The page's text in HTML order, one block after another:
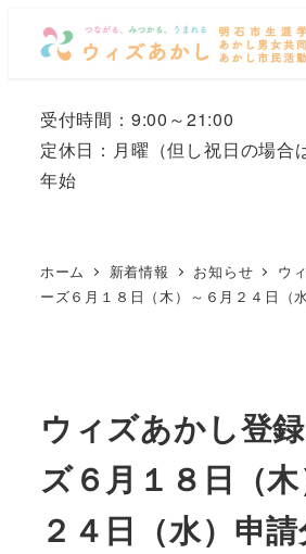
受付時間：9:00～21:00
定休日：月曜 （但し祝日の場合
年始
ホーム 新着情報 お知らせ
ウ
ーズ６月１８日（木）～６月２４日（
ウィズあかし登
ズ６月１８日（
２４日（水）申